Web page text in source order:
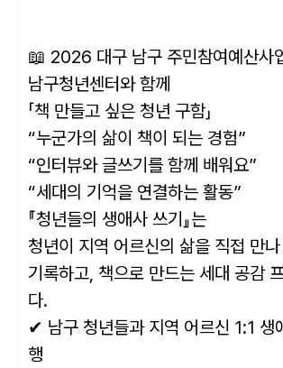
📖 2026 대구 남구 주민참여예산사
남구청년센터와 함께
「책 만들고 싶은 청년 구함」
“누군가의 삶이 책이 되는 경험”
“인터뷰와 글쓰기를 함께 배워요”
“세대의 기억을 연결하는 활동”
『청년들의 생애사 쓰기』는
청년이 지역 어르신의 삶을 직접 만
기록하고, 책으로 만드는 세대 공감
다.
✔ 남구 청년들과 지역 어르신 1:1 생
행